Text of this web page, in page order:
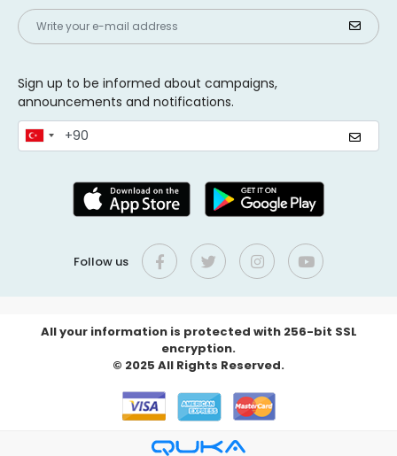
Sign up to be informed about campaigns,
announcements and notifications.
Follow us
All your information is protected with 256-bit SSL
encryption.
© 2025 All Rights Reserved.